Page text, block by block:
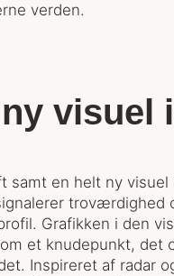
verden.
visuel
samt en helt ny
troværdighed
Grafikken i den
et knudepunkt, det
Inspireret af radar